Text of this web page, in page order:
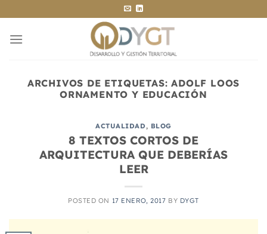
al
contenido
ARCHIVOS DE ETIQUETAS:ADOLF LOOS
ORNAMENTO Y EDUCACIÓN
ACTUALIDAD, BLOG
8 TEXTOS CORTOS DE
ARQUITECTURA QUE DEBERÍAS
LEER
POSTED ON 17 ENERO, 2017 BY DYGT